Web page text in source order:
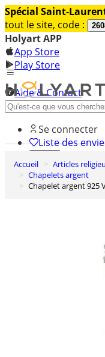
Spécial Saint-
tout le site, code :
Holyart APP
App Store
Play Store
Aide & Contact
Découvrez Premium
Se connecter
Liste des
0
Panier
Accueil Articles
Chapelets argent
Chapelet argent